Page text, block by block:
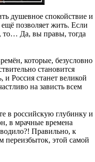
душевное спокойствие и
позволяет жить. Если
то… Да, вы правы, тогда
которые, безусловно
становится
и Россия станет великой
на зависть всем
в российскую глубинку и
в мрачные времена
Правильно, к
переизбыток, этой самой